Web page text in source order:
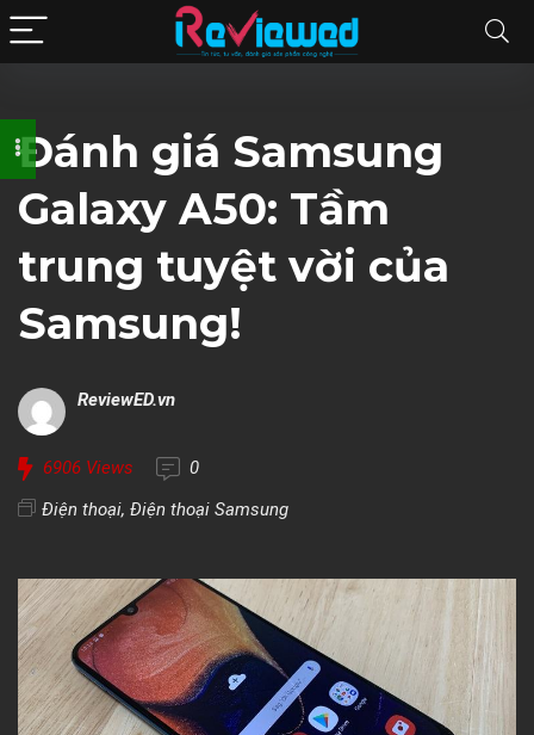
Đánh giá Samsung
Galaxy A50: Tầm
trung tuyệt vời của
Samsung!
ReviewED.vn
6906 Views
0
Điện thoại, Điện thoại Samsung